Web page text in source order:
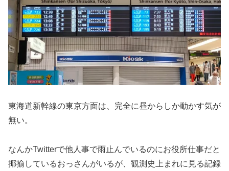
東海道新幹線の東京方面は、完全に昼からしか動かす気が
無い。
なんかTwitterで他人事で雨止んでいるのにお役所仕事だと
揶揄しているおっさんがいるが、観測史上まれに見る記録